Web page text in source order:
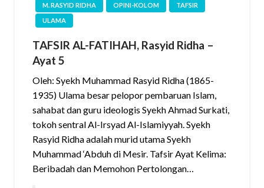
M. RASYID RIDHA OPINI-KOLOM
TAFSIR
ULAMA
TAFSIR AL-FATIHAH, Rasyid Ridha –
Ayat 5
Oleh: Syekh Muhammad Rasyid Ridha (1865-
1935) Ulama besar pelopor pembaruan Islam,
sahabat dan guru ideologis Syekh Ahmad Surkati,
tokoh sentral Al-Irsyad Al-Islamiyyah. Syekh
Rasyid Ridha adalah murid utama Syekh
Muhammad ‘Abduh di Mesir. Tafsir Ayat Kelima:
Beribadah dan Memohon Pertolongan…